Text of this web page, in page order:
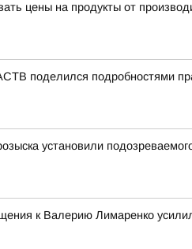
цены на продукты от
поделился подробностями
установили
к Валерию Лимаренко